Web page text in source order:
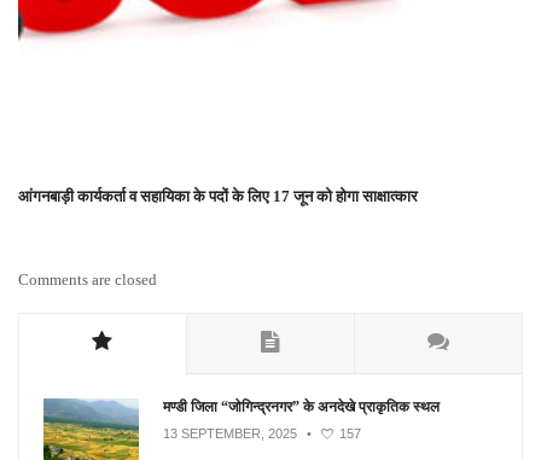
आंगनबाड़ी कार्यकर्ता व सहायिका के पदों के लिए 17 जून को होगा साक्षात्कार
Comments are closed
मण्डी जिला “जोगिन्द्रनगर” के अनदेखे प्राकृतिक स्थल
13 SEPTEMBER, 2025 • 157